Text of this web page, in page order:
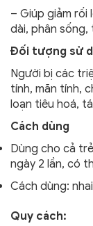
– Giúp giảm rối
dài, phân sống,
Đối tượng sử
Người bị các
tính, mãn tính,
loạn tiêu hoá,
Cách dùng
Dùng cho cả
ngày 2 lần, có
Cách dùng:
Quy cách: